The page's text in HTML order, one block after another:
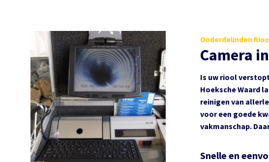
Onderdelinden
Camera
Is uw riool
Hoeksche Waard
reinigen van
voor een goede
vakmanschap.
Snelle en